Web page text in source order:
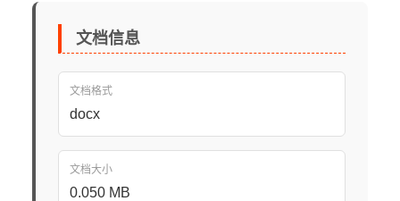
文档信息
文档格式
docx
文档大小
0.050 MB